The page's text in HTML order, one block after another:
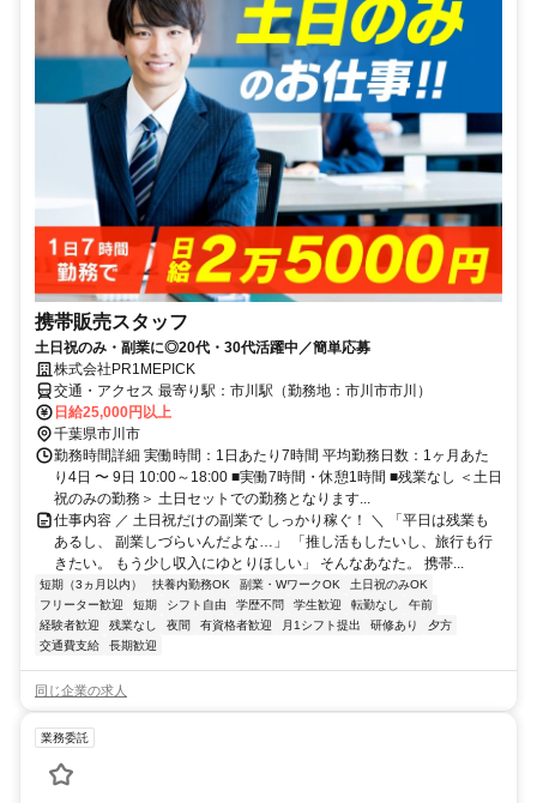
携帯販売スタッフ
土日祝のみ・副業に◎20代・30代活躍中／簡単応募
株式会社PR1MEPICK
交通・アクセス 最寄り駅：市川駅（勤務地：市川市市川）
日給25,000円以上
千葉県市川市
勤務時間詳細 実働時間：1日あたり7時間 平均勤務日数：1ヶ月あた
り4日 〜 9日 10:00～18:00 ■実働7時間・休憩1時間 ■残業なし ＜土日
祝のみの勤務＞ 土日セットでの勤務となります...
仕事内容 ／ 土日祝だけの副業で しっかり稼ぐ！ ＼ 「平日は残業も
あるし、 副業しづらいんだよな…」 「推し活もしたいし、旅行も行
きたい。 もう少し収入にゆとりほしい」 そんなあなた。 携帯...
短期（3ヵ月以内） 扶養内勤務OK 副業・WワークOK
土日祝のみOK
フリーター歓迎
短期 シフト自由 学歴不問 学生歓迎 転勤なし
午前
経験者歓迎
残業なし 夜間 有資格者歓迎 月1シフト提出 研修あり
夕方
交通費支給
長期歓迎
同じ企業の求人
業務委託